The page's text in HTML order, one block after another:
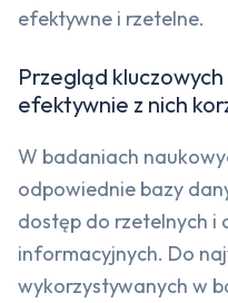
efektywne i rzetelne.
Przegląd
efektywnie z nich
W badaniach
odpowiednie bazy
dostęp do rzetelnych i
informacyjnych. Do
wykorzystywanych w